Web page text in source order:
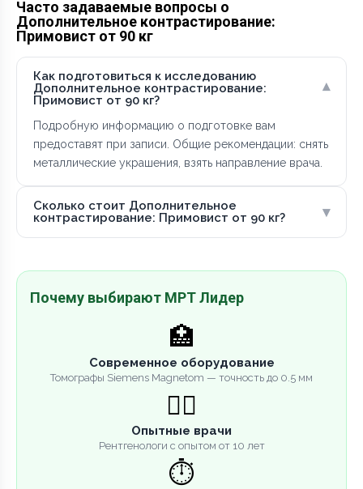
Часто задаваемые вопросы о
Дополнительное контрастирование:
Примовист от 90 кг
Как подготовиться к исследованию
Дополнительное контрастирование:
Примовист от 90 кг?
▾
Подробную информацию о подготовке вам
предоставят при записи. Общие рекомендации: снять
металлические украшения, взять направление врача.
Сколько стоит Дополнительное
контрастирование: Примовист от 90 кг?
▾
Почему выбирают МРТ Лидер
🏥
Современное оборудование
Томографы Siemens Magnetom — точность до 0.5 мм
👨‍⚕️
Опытные врачи
Рентгенологи с опытом от 10 лет
⏱️